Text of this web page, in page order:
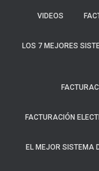
VIDEOS
LOS 7 MEJORES
FACTURACIÓN
EL MEJOR SISTEMA